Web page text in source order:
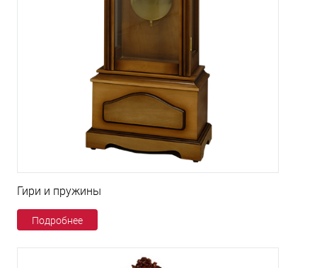
Гири и пружины
Подробнее